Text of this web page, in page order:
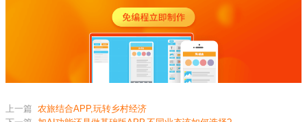
上一篇 农旅结合APP,玩转乡村经济